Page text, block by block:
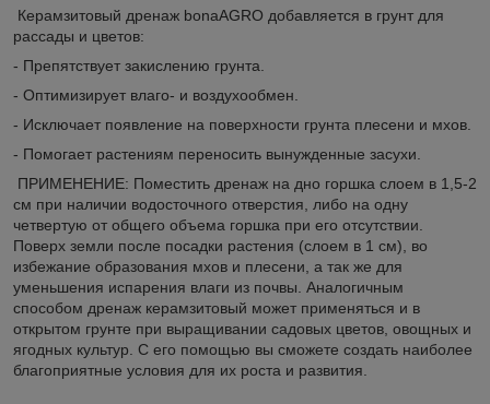
Керамзитовый дренаж bonaAGRO добавляется в грунт для
рассады и цветов:
- Препятствует закислению грунта.
- Оптимизирует влаго- и воздухообмен.
- Исключает появление на поверхности грунта плесени и мхов.
- Помогает растениям переносить вынужденные засухи.
ПРИМЕНЕНИЕ: Поместить дренаж на дно горшка слоем в 1,5-2
см при наличии водосточного отверстия, либо на одну
четвертую от общего объема горшка при его отсутствии.
Поверх земли после посадки растения (слоем в 1 см), во
избежание образования мхов и плесени, а так же для
уменьшения испарения влаги из почвы. Аналогичным
способом дренаж керамзитовый может применяться и в
открытом грунте при выращивании садовых цветов, овощных и
ягодных культур. С его помощью вы сможете создать наиболее
благоприятные условия для их роста и развития.